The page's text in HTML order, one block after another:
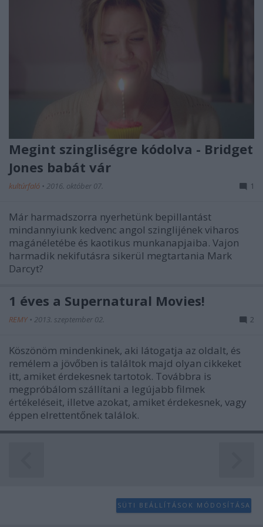
Megint szingliségre kódolva - Bridget
Jones babát vár
kultúrfaló • 2016. október 07. 1
Már harmadszorra nyerhetünk bepillantást
mindannyiunk kedvenc angol szinglijének viharos
magánéletébe és kaotikus munkanapjaiba. Vajon
harmadik nekifutásra sikerül megtartania Mark
Darcyt?
1 éves a Supernatural Movies!
REMY • 2013. szeptember 02. 2
Köszönöm mindenkinek, aki látogatja az oldalt, és
remélem a jövőben is találtok majd olyan cikkeket
itt, amiket érdekesnek tartotok. Továbbra is
megpróbálom szállítani a legújabb filmek
értékeléseit, illetve azokat, amiket érdekesnek, vagy
éppen elrettentőnek találok.
SÜTI BEÁLLÍTÁSOK MÓDOSÍTÁSA